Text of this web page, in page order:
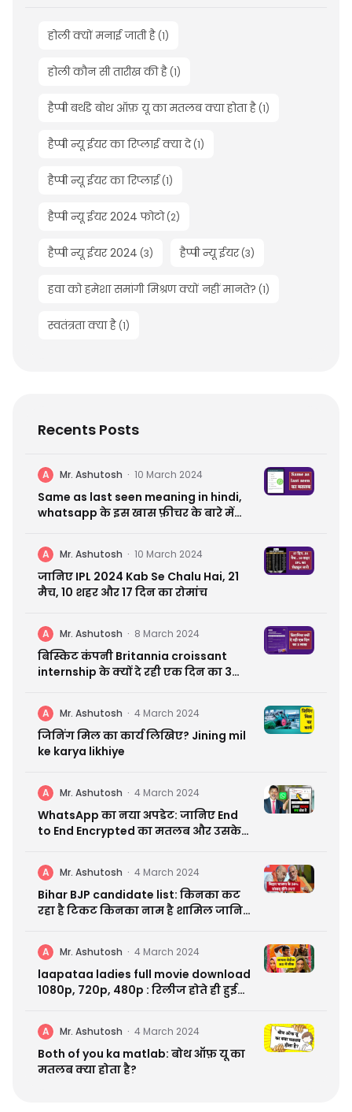
होली क्यों मनाई जाती है (1)
होली कौन सी तारीख की है (1)
हैप्पी बर्थडे बोथ ऑफ़ यू का मतलब क्या होता है (1)
हैप्पी न्यू ईयर का रिप्लाई क्या दे(1)
हैप्पी न्यू ईयर का रिप्लाई (1)
हैप्पी न्यू ईयर 2024 फोटो(2)
हैप्पी न्यू ईयर 2024 (3) हैप्पी न्यू ईयर(3)
हवा को हमेशा समांगी मिश्रण क्यों नहीं मानते? (1)
स्वतंत्रता क्या है (1)
Recents Posts
A Mr. Ashutosh · 10 March 2024
Same as last seen meaning in hindi,
whatsapp के इस खास फ़ीचर के बारे में
A Mr. Ashutosh · 10 March 2024
जानिए IPL 2024 Kab Se Chalu Hai, 21
मैच, 10 शहर और 17 दिन का रोमांच
A Mr. Ashutosh · 8 March 2024
बिस्किट कंपनी Britannia croissant
internship के क्यों दे रही एक दिन का 3
A Mr. Ashutosh · 4 March 2024
जिनिंग मिल का कार्य लिखिए? Jining mil
ke karya likhiye
A Mr. Ashutosh · 4 March 2024
WhatsApp का नया अपडेट: जानिए End
to End Encrypted का मतलब और उसके
A Mr. Ashutosh · 4 March 2024
Bihar BJP candidate list: किनका कट
रहा है टिकट किनका नाम है शामिल जानिए
A Mr. Ashutosh · 4 March 2024
laapataa ladies full movie download
1080p, 720p, 480p : रिलीज होते ही हुई
A Mr. Ashutosh · 4 March 2024
Both of you ka matlab: बोथ ऑफ़ यू का
मतलब क्या होता है?